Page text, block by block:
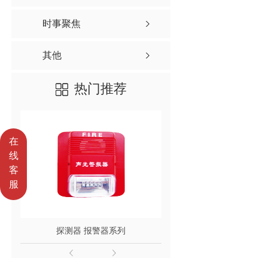
时事聚焦
其他
热门推荐
探测器 报警器系列
在
线
客
服